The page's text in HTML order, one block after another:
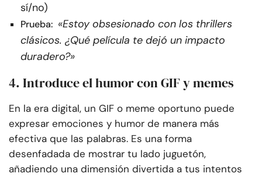
sí/no)
Prueba: «Estoy obsesionado con los thrillers
clásicos. ¿Qué película te dejó un impacto
duradero?»
4. Introduce el humor con GIF y memes
En la era digital, un GIF o meme oportuno puede
expresar emociones y humor de manera más
efectiva que las palabras. Es una forma
desenfadada de mostrar tu lado juguetón,
añadiendo una dimensión divertida a tus intentos